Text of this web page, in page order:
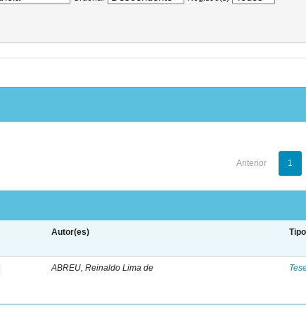
Anterior 1
Autor(es) Tipo
ABREU, Reinaldo Lima de